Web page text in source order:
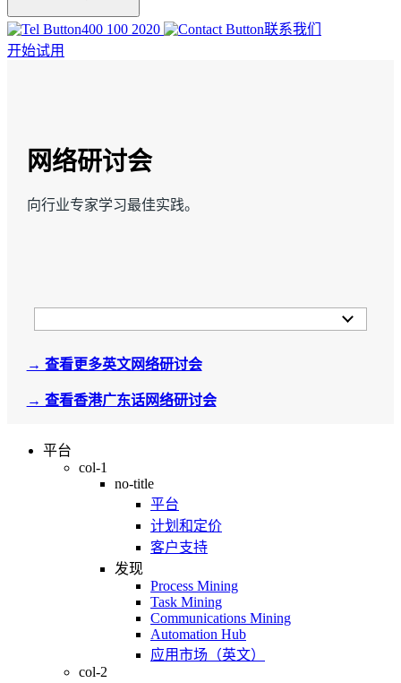
400 100 2020
联系我们
开始试用
网络研讨会
向行业专家学习最佳实践。
→ 查看更多英文网络研讨会
→ 查看香港广东话网络研讨会
平台
col-1
no-title
平台
计划和定价
客户支持
发现
Process Mining
Task Mining
Communications Mining
Automation Hub
应用市场（英文）
col-2